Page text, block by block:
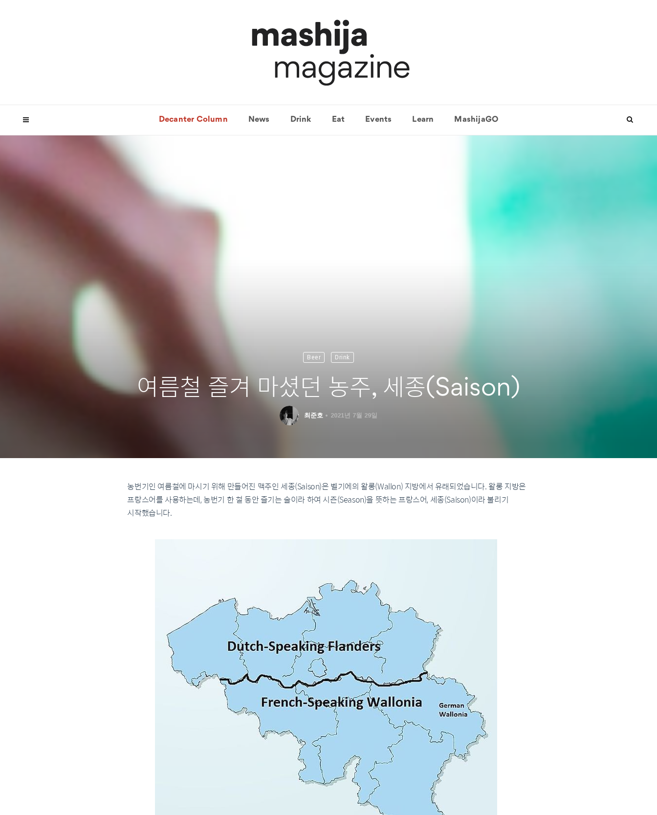
Decanter Column News Drink Eat Events Learn MashijaGO
Beer Drink
여름철 즐겨 마셨던 농주, 세종(Saison)
최준호 2021년 7월 29일
농번기인 여름철에 마시기 위해 만들어진 맥주인 세종(Saison)은 벨기에의 왈롱(Wallon) 지방에서 유래되었습니다. 왈롱 지방은
프랑스어를 사용하는데, 농번기 한 철 동안 즐기는 술이라 하여 시즌(Season)을 뜻하는 프랑스어, 세종(Saison)이라 불리기
시작했습니다.